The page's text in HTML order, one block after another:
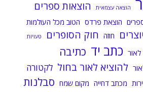
הוצאה עצמאית הוצאות ספרים
הוצאת פרדס הטוב מכל העולמות
חוזה חוק הסופרים טעויות
כתב יד כתיבה
להוציא לאור בחול לקטורה
מכתב דחייה מקום שמח סבלנות